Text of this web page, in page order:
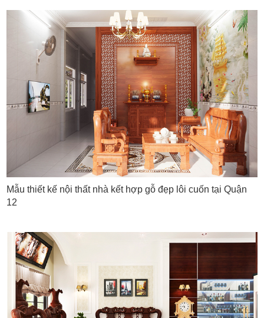
Mẫu thiết kế nội thất nhà kết hợp gỗ đẹp lôi cuốn tại Quận
12